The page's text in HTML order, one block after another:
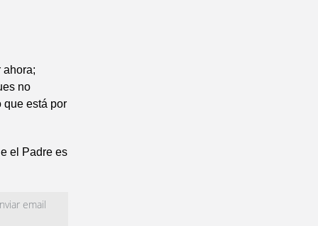
ahora;
no
que está por
el Padre es
email